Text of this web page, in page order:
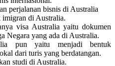
perjalanan bisnis di Australia
imigran di Australia.
visa Australia yaitu dokumen
Negara yang ada di Australia.
pun yaitu menjadi bentuk
dari turis yang berdatangan.
studi di Australia.